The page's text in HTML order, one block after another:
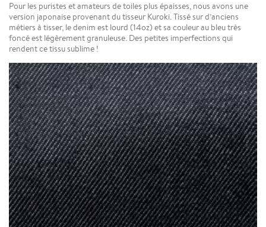
Pour les puristes et amateurs de toiles plus épaisses, nous avons une
version japonaise provenant du tisseur Kuroki. Tissé sur d’anciens
métiers à tisser, le denim est lourd (14oz) et sa couleur au bleu très
foncé est légèrement granuleuse. Des petites imperfections qui
rendent ce tissu sublime !